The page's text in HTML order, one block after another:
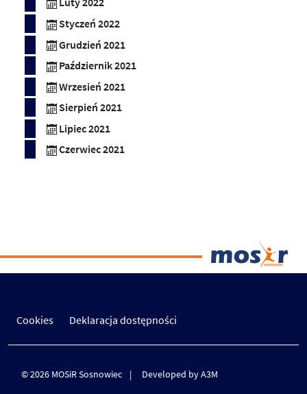
Luty 2022
Styczeń 2022
Grudzień 2021
Październik 2021
Wrzesień 2021
Sierpień 2021
Lipiec 2021
Czerwiec 2021
Cookies Deklaracja dostępności
© 2026 MOSiR Sosnowiec Developed by A3M